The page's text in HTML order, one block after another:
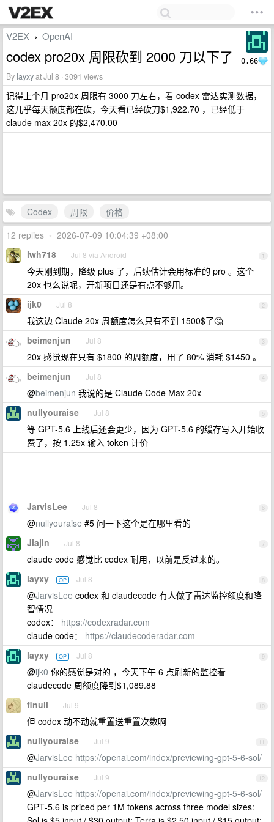
0.66
V2EX › OpenAI
codex pro20x 周限砍到 2000 刀以下了
By layxyat Jul 8 · 3091 views
记得上个月 pro20x 周限有 3000 刀左右，看 codex 雷达实测数据，
这几乎每天额度都在砍，今天看已经砍刀$1,922.70 ，已经低于
claude max 20x 的$2,470.00
Codex 周限
价格
12 replies • 2026-07-09 10:04:39 +08:00
1
iwh718 Jul 8 via Android
今天刚到期，降级 plus 了，后续估计会用标准的 pro 。这个
20x 也么说呢，开新项目还是有点不够用。
2
ijk0 Jul 8
我这边 Claude 20x 周额度怎么只有不到 1500$了🤔
3
beimenjun Jul 8
20x 感觉现在只有 $1800 的周额度，用了 80% 消耗 $1450 。
4
beimenjun Jul 8
@beimenjun 我说的是 Claude Code Max 20x
5
nullyouraise Jul 8
等 GPT-5.6 上线后还会更少，因为 GPT-5.6 的缓存写入开始收
费了，按 1.25x 输入 token 计价
6
JarvisLee Jul 8
@nullyouraise #5 问一下这个是在哪里看的
7
Jiajin Jul 8
claude code 感觉比 codex 耐用，以前是反过来的。
8
layxy OP Jul 8
@JarvisLee codex 和 claudecode 有人做了雷达监控额度和降
智情况
codex： https://codexradar.com
claude code： https://claudecoderadar.com
9
layxy OP Jul 8
@ijk0 你的感觉是对的 ，今天下午 6 点刷新的监控看
claudecode 周额度降到$1,089.88
10
finull Jul 9
但 codex 动不动就重置送重置次数啊
11
nullyouraise Jul 9
@JarvisLee https://openai.com/index/previewing-gpt-5-6-sol/
12
nullyouraise Jul 9
@JarvisLee https://openai.com/index/previewing-gpt-5-6-sol/
GPT‑5.6 is priced per 1M tokens across three model sizes: